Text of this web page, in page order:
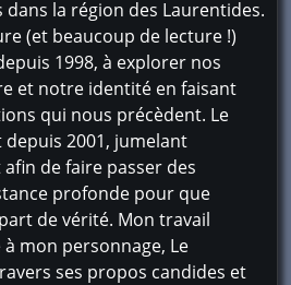
la région des Laurentides.
(et beaucoup de lecture !)
1998, à explorer nos
et notre identité en faisant
qui nous précèdent. Le
2001, jumelant
de faire passer des
profonde pour que
de vérité. Mon travail
mon personnage, Le
ses propos candides et